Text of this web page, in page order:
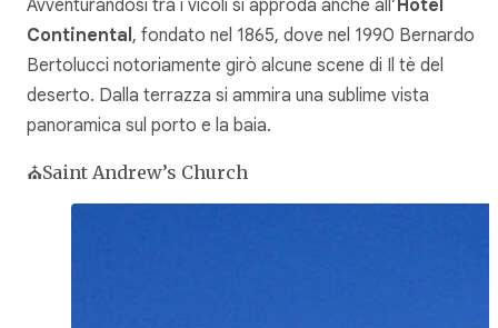
Avventurandosi tra i vicoli si approda anche all’Hôtel
Continental , fondato nel 1865, dove nel 1990 Bernardo
Bertolucci notoriamente girò alcune scene di Il tè del
deserto. Dalla terrazza si ammira una sublime vista
panoramica sul porto e la baia.
⛪Saint Andrew’s Church